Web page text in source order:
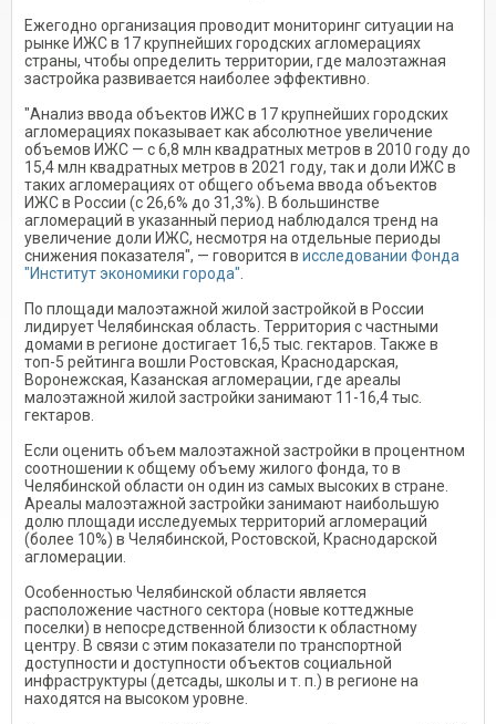
Ежегодно организация проводит мониторинг ситуации на
рынке ИЖС в 17 крупнейших городских агломерациях
страны, чтобы определить территории, где малоэтажная
застройка развивается наиболее эффективно.
"Анализ ввода объектов ИЖС в 17 крупнейших городских
агломерациях показывает как абсолютное увеличение
объемов ИЖС — с 6,8 млн квадратных метров в 2010 году до
15,4 млн квадратных метров в 2021 году, так и доли ИЖС в
таких агломерациях от общего объема ввода объектов
ИЖС в России (с 26,6% до 31,3%). В большинстве
агломераций в указанный период наблюдался тренд на
увеличение доли ИЖС, несмотря на отдельные периоды
снижения показателя", — говорится в исследовании Фонда
"Институт экономики города"
По площади малоэтажной жилой застройкой в России
лидирует Челябинская область. Территория с частными
домами в регионе достигает 16,5 тыс. гектаров. Также в
топ-5 рейтинга вошли Ростовская, Краснодарская,
Воронежская, Казанская агломерации, где ареалы
малоэтажной жилой застройки занимают 11-16,4 тыс.
гектаров.
Если оценить объем малоэтажной застройки в процентном
соотношении к общему объему жилого фонда, то в
Челябинской области он один из самых высоких в стране.
Ареалы малоэтажной застройки занимают наибольшую
долю площади исследуемых территорий агломераций
(более 10%) в Челябинской, Ростовской, Краснодарской
агломерации.
Особенностью Челябинской области является
расположение частного сектора (новые коттеджные
поселки) в непосредственной близости к областному
центру. В связи с этим показатели по транспортной
доступности и доступности объектов социальной
инфраструктуры (детсады, школы и т. п.) в регионе на
находятся на высоком уровне.